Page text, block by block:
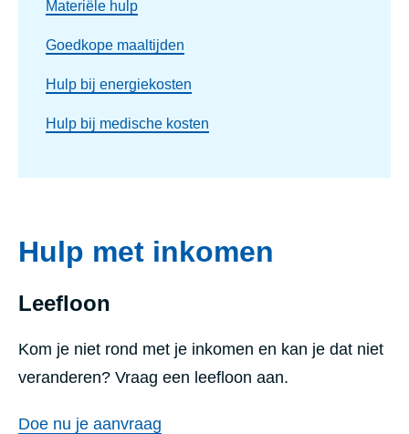
Materiële hulp
Goedkope maaltijden
Hulp bij energiekosten
Hulp bij medische kosten
Hulp met inkomen
Leefloon
Kom je niet rond met je inkomen en kan je dat niet
veranderen? Vraag een leefloon aan.
Doe nu je aanvraag